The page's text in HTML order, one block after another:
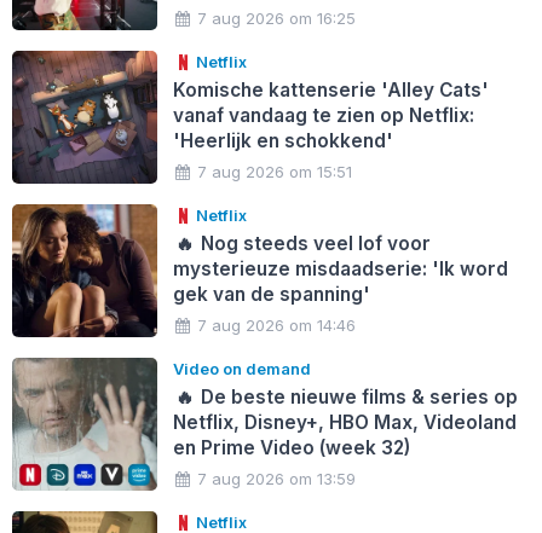
7 aug 2026 om 16:25
Netflix
Komische kattenserie 'Alley Cats'
vanaf vandaag te zien op Netflix:
'Heerlijk en schokkend'
7 aug 2026 om 15:51
Netflix
🔥 Nog steeds veel lof voor
mysterieuze misdaadserie: 'Ik word
gek van de spanning'
7 aug 2026 om 14:46
Video on demand
🔥 De beste nieuwe films & series op
Netflix, Disney+, HBO Max, Videoland
en Prime Video (week 32)
7 aug 2026 om 13:59
Netflix